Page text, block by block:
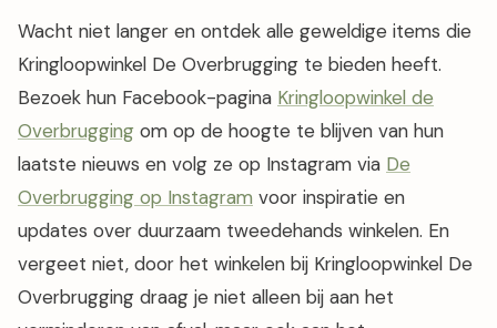
Wacht niet langer en ontdek alle geweldige items die
Kringloopwinkel De Overbrugging te bieden heeft.
Bezoek hun Facebook-pagina Kringloopwinkel de
Overbrugging om op de hoogte te blijven van hun
laatste nieuws en volg ze op Instagram via De
Overbrugging op Instagram voor inspiratie en
updates over duurzaam tweedehands winkelen. En
vergeet niet, door het winkelen bij Kringloopwinkel De
Overbrugging draag je niet alleen bij aan het